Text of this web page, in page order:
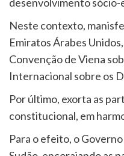
Neste contexto,
Emiratos Árabes
Convenção de Viena
Internacional sobre os
Por último, exorta as
constitucional, em
Para o efeito, o